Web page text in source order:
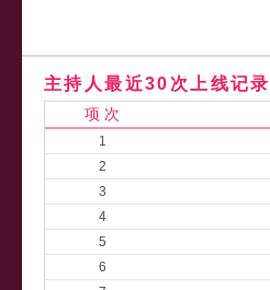
主持人最近30次上线记录
项 次
1
2
3
4
5
6